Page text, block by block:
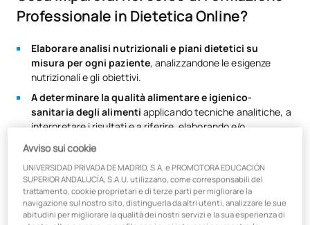
Professionale in Dietetica Online?
Elaborare analisi nutrizionali e piani dietetici su
misura per ogni paziente, analizzandone le esigenze
nutrizionali e gli obiettivi.
A determinare la qualità alimentare e igienico-
sanitaria degli alimentiapplicando tecniche analitiche, a
interpretare i risultati e a riferire, elaborando e/o
proponendo misure correttive.
A supervisionare la composizione qualitativa degli
alimentiper determinarne la qualità igienico-dietetica,
controllandone i processi di conservazione, manipolazione
e trasformazione.
Avviso sui cookie
UNIVERSIDAD PRIVADA DE MADRID, S.A. e PROMOTORA EDUCACIÓN
SUPERIOR ANDALUCÍA, S.A.U. utilizzano, come corresponsabili del
trattamento, cookie proprietari e di terze parti per migliorare la
navigazione sul nostro sito, distinguerla da altri utenti, analizzare le sue
abitudini per migliorare la qualità dei nostri servizi e la sua esperienza di